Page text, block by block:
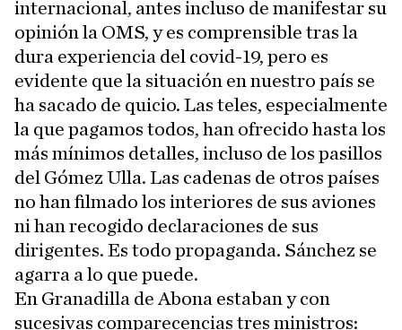
internacional, antes incluso de manifestar su
opinión la OMS, y es comprensible tras la
dura experiencia del covid-19, pero es
evidente que la situación en nuestro país se
ha sacado de quicio. Las teles, especialmente
la que pagamos todos, han ofrecido hasta los
más mínimos detalles, incluso de los pasillos
del Gómez Ulla. Las cadenas de otros países
no han filmado los interiores de sus aviones
ni han recogido declaraciones de sus
dirigentes. Es todo propaganda. Sánchez se
agarra a lo que puede.
En Granadilla de Abona estaban y con
sucesivas comparecencias tres ministros: